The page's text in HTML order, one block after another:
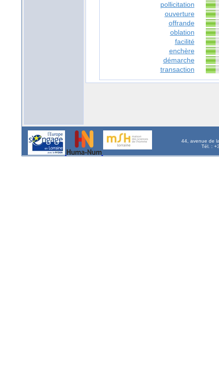
pollicitation
ouverture
offrande
oblation
facilité
enchère
démarche
transaction
44, avenue de
Tél. :